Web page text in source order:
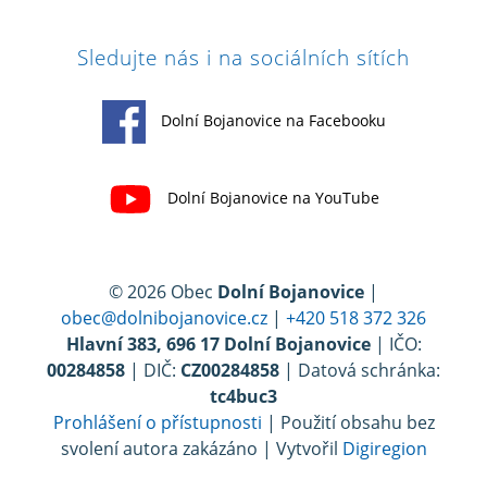
Sledujte nás i na sociálních sítích
Dolní Bojanovice na Facebooku
Dolní Bojanovice na YouTube
© 2026 Obec Dolní Bojanovice |
obec@dolnibojanovice.cz | +420 518 372 326
Hlavní 383, 696 17 Dolní Bojanovice| IČO:
00284858 | DIČ: CZ00284858 | Datová schránka:
tc4buc3
Prohlášení o přístupnosti | Použití obsahu bez
svolení autora zakázáno | Vytvořil Digiregion